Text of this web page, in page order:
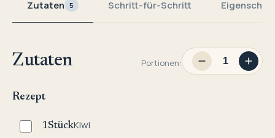
Zutaten 5 Schritt-für-Schritt
Zutaten Portionen:
Rezept
1StückKiwi